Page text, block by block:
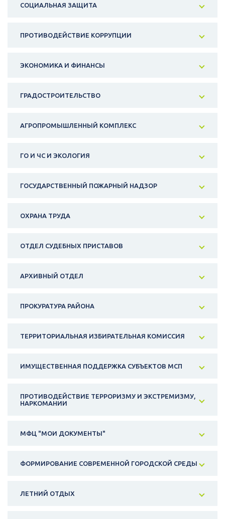
СОЦИАЛЬНАЯ ЗАЩИТА
ПРОТИВОДЕЙСТВИЕ КОРРУПЦИИ
ЭКОНОМИКА И ФИНАНСЫ
ГРАДОСТРОИТЕЛЬСТВО
АГРОПРОМЫШЛЕННЫЙ КОМПЛЕКС
ГО И ЧС И ЭКОЛОГИЯ
ГОСУДАРСТВЕННЫЙ ПОЖАРНЫЙ НАДЗОР
ОХРАНА ТРУДА
ОТДЕЛ СУДЕБНЫХ ПРИСТАВОВ
АРХИВНЫЙ ОТДЕЛ
ПРОКУРАТУРА РАЙОНА
ТЕРРИТОРИАЛЬНАЯ ИЗБИРАТЕЛЬНАЯ КОМИССИЯ
ИМУЩЕСТВЕННАЯ ПОДДЕРЖКА СУБЪЕКТОВ МСП
ПРОТИВОДЕЙСТВИЕ ТЕРРОРИЗМУ И ЭКСТРЕМИЗМУ,
НАРКОМАНИИ
МФЦ "МОИ ДОКУМЕНТЫ"
ФОРМИРОВАНИЕ СОВРЕМЕННОЙ ГОРОДСКОЙ СРЕДЫ
ЛЕТНИЙ ОТДЫХ